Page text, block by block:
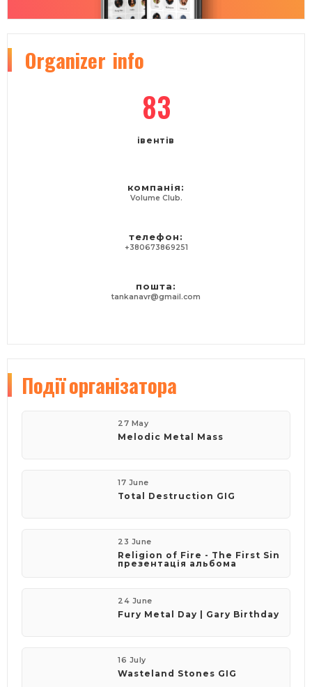
Organizer info
83
івентів
компанія:
Volume Club.
телефон:
+380673869251
пошта:
tankanavr@gmail.com
Подіїорганізатора
27 May
Melodic Metal Mass
17 June
​Total Destruction GIG
23 June
​Religion of Fire - The First Sin
презентація альбома
24 June
Fury Metal Day | Gary Birthday
16 July
Wasteland Stones GIG